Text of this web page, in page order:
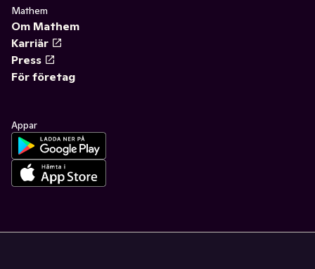
Mathem
Om Mathem
Karriär
Press
För företag
Appar